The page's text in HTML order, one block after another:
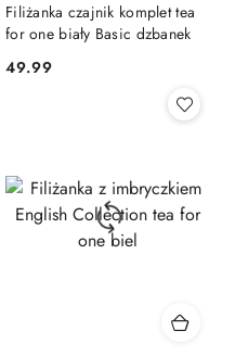
Filiżanka czajnik komplet tea
for one biały Basic dzbanek
Cena:
49.99